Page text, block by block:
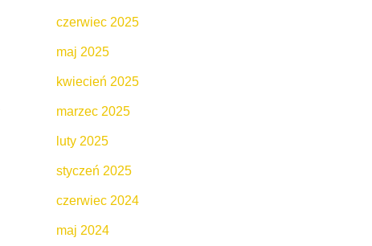
czerwiec 2025
maj 2025
kwiecień 2025
marzec 2025
luty 2025
styczeń 2025
czerwiec 2024
maj 2024